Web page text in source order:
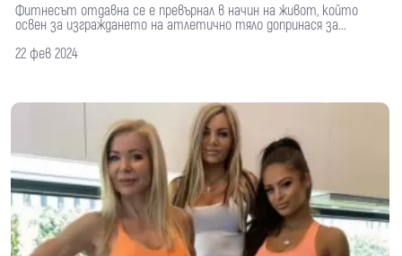
Фитнесът отдавна се е превърнал в начин на живот, който
освен за изграждането на атлетично тяло допринася за...
22 фев 2024